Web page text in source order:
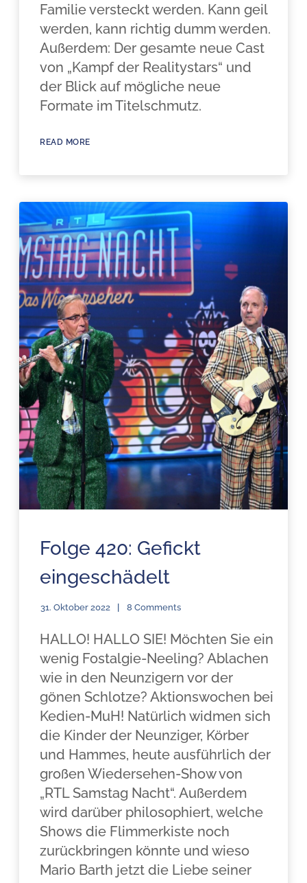
Familie versteckt werden. Kann geil
werden, kann richtig dumm werden.
Außerdem: Der gesamte neue Cast
von „Kampf der Realitystars“ und
der Blick auf mögliche neue
Formate im Titelschmutz.
READ MORE
Folge 420: Gefickt
eingeschädelt
31. Oktober 2022 8 Comments
HALLO! HALLO SIE! Möchten Sie ein
wenig Fostalgie-Neeling? Ablachen
wie in den Neunzigern vor der
gönen Schlotze? Aktionswochen bei
Kedien-MuH! Natürlich widmen sich
die Kinder der Neunziger, Körber
und Hammes, heute ausführlich der
großen Wiedersehen-Show von
„RTL Samstag Nacht“. Außerdem
wird darüber philosophiert, welche
Shows die Flimmerkiste noch
zurückbringen könnte und wieso
Mario Barth jetzt die Liebe seiner